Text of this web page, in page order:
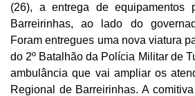
(26), a entrega de equipamentos
Barreirinhas, ao lado do
Foram entregues uma nova viatura
do 2º Batalhão da Polícia Militar de
ambulância que vai ampliar os
Regional de Barreirinhas. A